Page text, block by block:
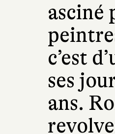
asciné
c’est
ses
ans.